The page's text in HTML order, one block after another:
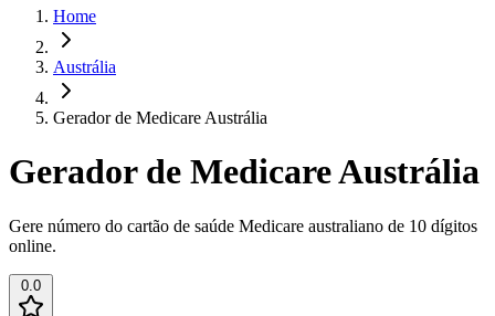
Home
Austrália
Gerador de Medicare Austrália
Gerador de Medicare Austrália
Gere número do cartão de saúde Medicare australiano de 10 dígitos
online.
0.0